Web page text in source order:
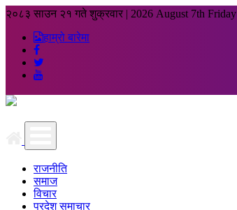
२०८३ साउन २१ गते शुक्रवार | 2026 August 7th Friday
हाम्रो बारेमा
राजनीति
समाज
विचार
प्रदेश समाचार